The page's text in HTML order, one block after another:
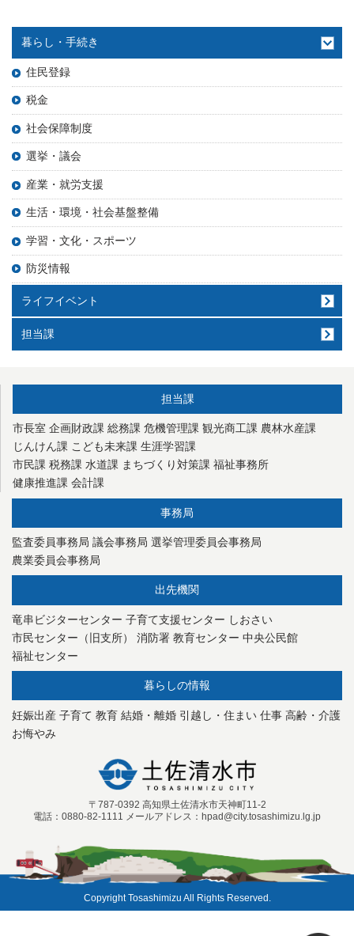
暮らし・手続き
住民登録
税金
社会保障制度
選挙・議会
産業・就労支援
生活・環境・社会基盤整備
学習・文化・スポーツ
防災情報
ライフイベント
担当課
担当課
市長室 企画財政課 総務課 危機管理課 観光商工課 農林水産課
じんけん課 こども未来課 生涯学習課
市民課 税務課 水道課 まちづくり対策課 福祉事務所
健康推進課 会計課
事務局
監査委員事務局 議会事務局 選挙管理委員会事務局
農業委員会事務局
出先機関
竜串ビジターセンター 子育て支援センター しおさい
市民センター（旧支所）
消防署 教育センター 中央公民館
福祉センター
暮らしの情報
妊娠出産 子育て 教育 結婚・離婚 引越し・住まい 仕事 高齢・介護
お悔やみ
〒787-0392 高知県土佐清水市天神町11-2
電話：0880-82-1111 メールアドレス：hpad@city.tosashimizu.lg.jp
Copyright Tosashimizu All Rights Reserved.